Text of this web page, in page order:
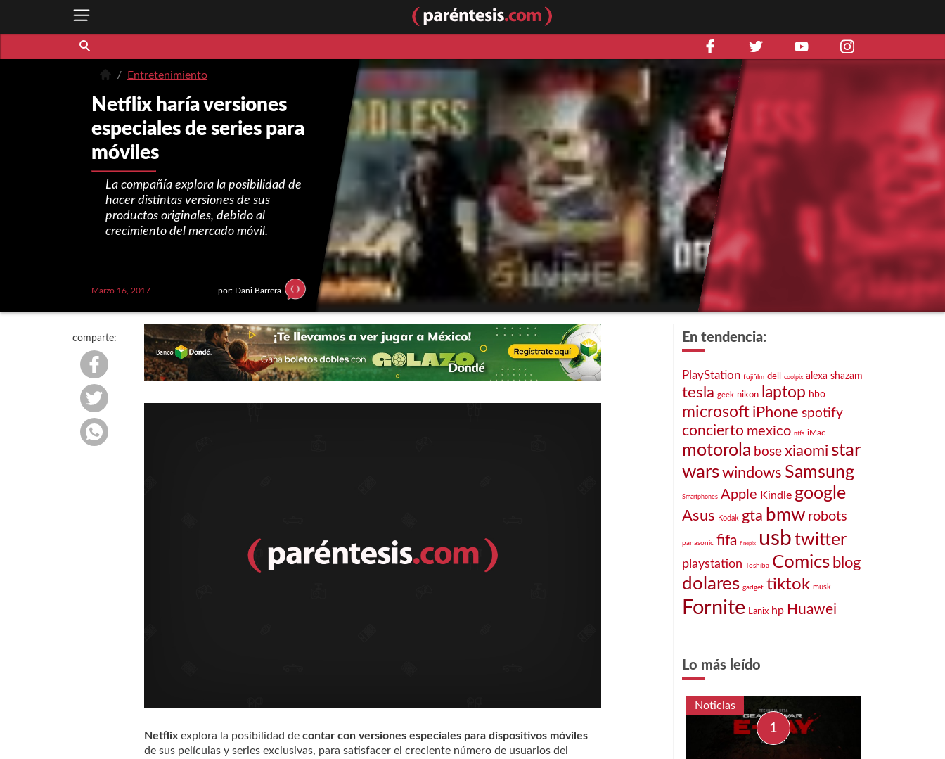
Entretenimiento
Netflix haría versiones
especiales de series para
móviles
La compañía explora la posibilidad de
hacer distintas versiones de sus
productos originales, debido al
crecimiento del mercado móvil.
Marzo 16, 2017 por: Dani Barrera
comparte:
Netflix explora la posibilidad de contar con versiones especiales para dispositivos móviles
de sus películas y series exclusivas, para satisfacer el creciente número de usuarios del
En tendencia:
PlayStation fujifilm dell coolpix alexa shazam
tesla geek nikon laptop hbo
microsoft iPhone spotify
concierto mexico ntfs iMac
motorola bose xiaomi star
warswindows Samsung
Smartphones Apple Kindle google
Asus Kodak gta bmw robots
panasonic fifa finepix usb twitter
playstation Toshiba Comics blog
dolares gadget tiktok musk
Fornite Lanix hp Huawei
Lo más leído
Noticias